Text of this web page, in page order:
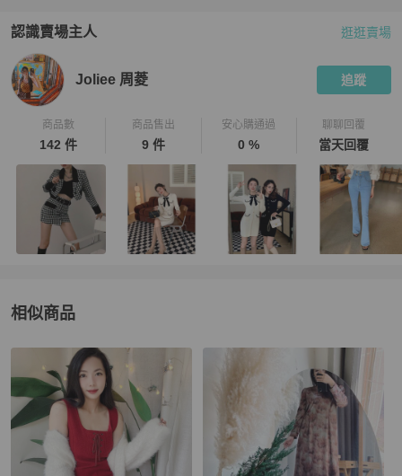
認識賣場主人
PopChill 拍拍圈嚴選賣家
逛逛賣場
Joliee 周菱 追蹤
商品數
142 件
商品售出
9 件
安心購通過
0 %
聊聊回覆
當天回覆
相似商品
更多相似女裝推薦精品